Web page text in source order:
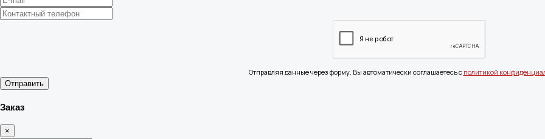
Отправляя данные через форму, Вы автоматически соглашаетесь с политикой
Отправить
Заказ
×